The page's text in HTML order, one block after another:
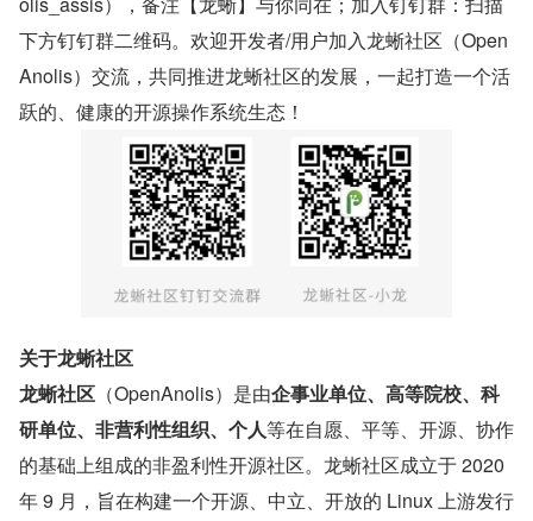
下方钉钉群二维码。欢迎开发者/用户加入龙蜥社区（Open
Anolis）交流，共同推进龙蜥社区的发展，一起打造一个活
跃的、健康的开源操作系统生态！
关于龙蜥社区
龙蜥社区 （OpenAnolis）是由企事业单位、高等院校、科
研单位、非营利性组织、个人等在自愿、平等、开源、协作
的基础上组成的非盈利性开源社区。龙蜥社区成立于 2020
年 9 月，旨在构建一个开源、中立、开放的 Linux 上游发行